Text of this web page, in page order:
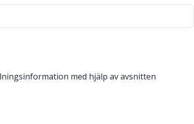
med hjälp av avsnitten